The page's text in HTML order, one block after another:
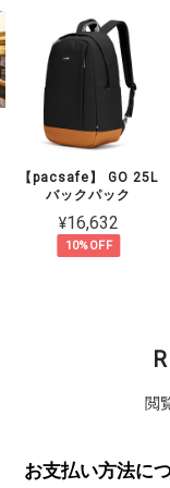
【pacsafe】 GO 25L
バックパック
¥16,632
10%OFF
閲
お支払い方法に